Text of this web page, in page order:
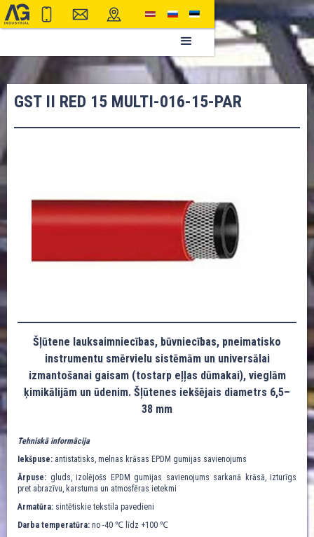
GST II RED 15 MULTI-016-15-PAR
Šļūtene lauksaimniecības, būvniecības, pneimatisko
instrumentu smērvielu sistēmām un universālai
izmantošanai gaisam (tostarp eļļas dūmakai), vieglām
ķimikālijām un ūdenim. Šļūtenes iekšējais diametrs 6,5–
38 mm
Tehniskā informācija
Iekšpuse: antistatisks, melnas krāsas EPDM gumijas savienojums
Ārpuse: gluds, izolējošs EPDM gumijas savienojums sarkanā krāsā, izturīgs
pret abrazīvu, karstuma un atmosfēras ietekmi
Armatūra: sintētiskie tekstila pavedieni
Darba temperatūra: no -40 ℃ līdz +100 ℃